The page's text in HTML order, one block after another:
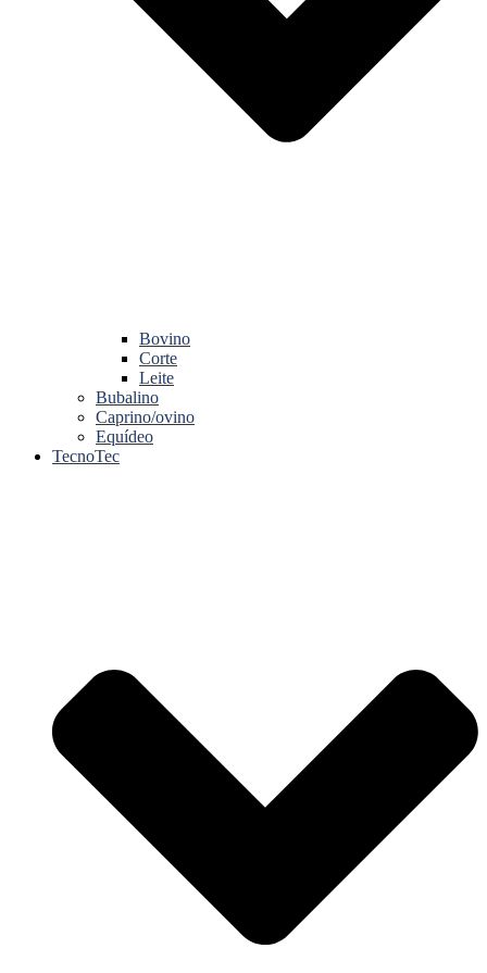
Bovino
Corte
Leite
Bubalino
Caprino/ovino
Equídeo
TecnoTec